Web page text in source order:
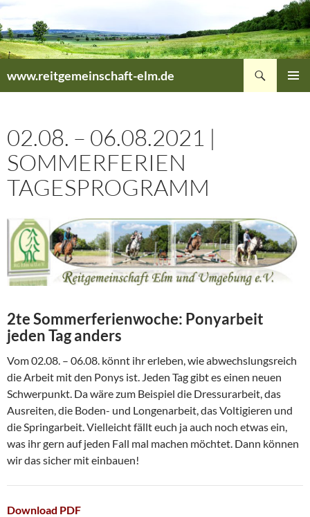
Zum
Inhalt
springen
www.reitgemeinschaft-elm.de
02.08. – 06.08.2021 |
SOMMERFERIEN
TAGESPROGRAMM
2te Sommerferienwoche: Ponyarbeit
jeden Tag anders
Vom 02.08. – 06.08. könnt ihr erleben, wie abwechslungsreich
die Arbeit mit den Ponys ist. Jeden Tag gibt es einen neuen
Schwerpunkt. Da wäre zum Beispiel die Dressurarbeit, das
Ausreiten, die Boden- und Longenarbeit, das Voltigieren und
die Springarbeit. Vielleicht fällt euch ja auch noch etwas ein,
was ihr gern auf jeden Fall mal machen möchtet. Dann können
wir das sicher mit einbauen!
Download PDF